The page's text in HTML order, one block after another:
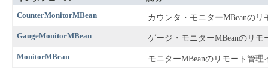
CounterMonitorMBean
カウンタ・モニターMBeanの
GaugeMonitorMBean ゲージ・モニターMBeanのリ
MonitorMBean モニターMBeanのリモート管